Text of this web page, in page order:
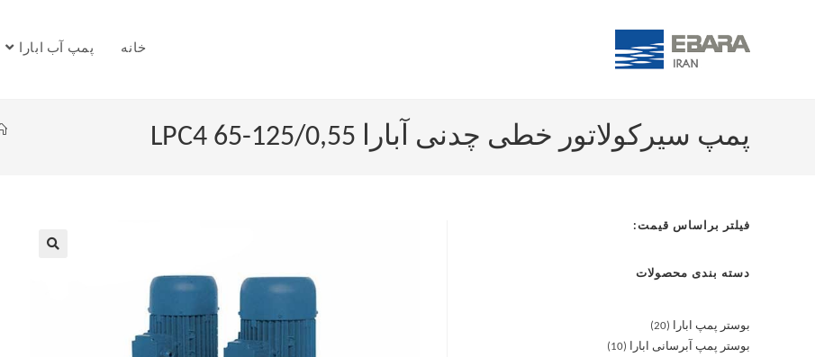
خانه پمپ آب ابارا
پمپ سیرکولاتور خطی چدنی آبارا LPC4 65-125/0,55
فیلتر براساس قیمت:
دسته بندی محصولات
بوستر پمپ ابارا
20
بوستر پمپ آبرسانی ابارا
10